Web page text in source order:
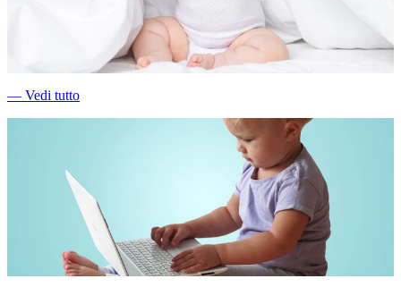
― Vedi tutto